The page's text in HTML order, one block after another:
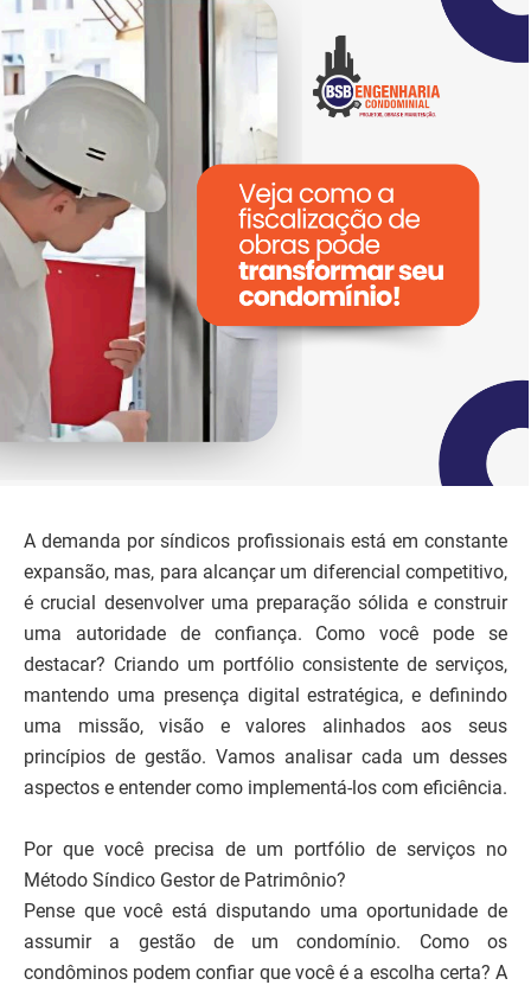
A demanda por síndicos profissionais está em constante
expansão, mas, para alcançar um diferencial competitivo,
é crucial desenvolver uma preparação sólida e construir
uma autoridade de confiança. Como você pode se
destacar? Criando um portfólio consistente de serviços,
mantendo uma presença digital estratégica, e definindo
uma missão, visão e valores alinhados aos seus
princípios de gestão. Vamos analisar cada um desses
aspectos e entender como implementá-los com eficiência.
Por que você precisa de um portfólio de serviços no
Método Síndico Gestor de Patrimônio?
Pense que você está disputando uma oportunidade de
assumir a gestão de um condomínio. Como os
condôminos podem confiar que você é a escolha certa? A